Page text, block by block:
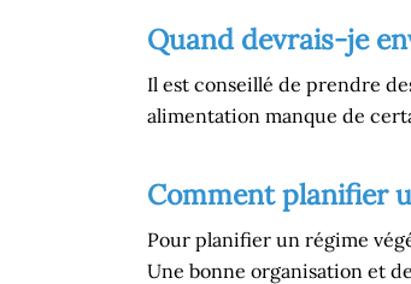
Quand devrais-je
Il est conseillé de prendre
alimentation manque de
Comment planifier
Pour planifier un régime
Une bonne organisation et